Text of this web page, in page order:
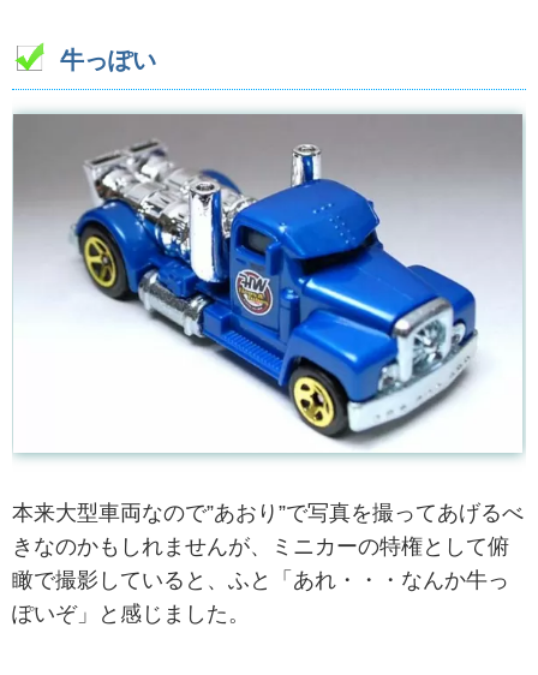
牛っぽい
本来大型車両なので”あおり”で写真を撮ってあげるべ
きなのかもしれませんが、ミニカーの特権として俯
瞰で撮影していると、ふと「あれ・・・なんか牛っ
ぽいぞ」と感じました。